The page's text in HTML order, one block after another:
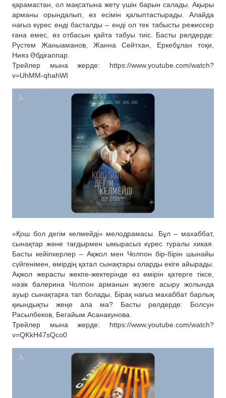
қарамастан, ол мақсатына жету үшін барын салады. Ақыры
арманы орындалып, өз есімін қалыптастырады. Алайда
нағыз күрес енді басталды – енді ол тек табысты режиссер
ғана емес, өз отбасын қайта табуы тиіс. Басты рөлдерде:
Рүстем Жаныаманов, Жанна Сейтхан, Еркебұлан тоқи,
Нияз Әбдіғаппар.
Трейлер мына жерде: https://www.youtube.com/watch?
v=UhMM-qhahWI
«Қош бол дегім келмейді» мелодрамасы. Бұл – махаббат,
сынақтар және тағдырмен ымырасыз күрес туралы хикая.
Басты кейіпкерлер – Ақжол мен Чолпон бір-бірін шынайы
сүйгенімен, өмірдің қатал сынақтары оларды екіге айырады.
Ақжол жерасты жекпе-жектерінде өз өмірін қатерге тіксе,
нәзік балерина Чолпон арманын жүзеге асыру жолында
ауыр сынақтарға тап болады. Бірақ нағыз махаббат барлық
қиындықты жеңе ала ма? Басты рөлдерде: Болсун
Расылбеков, Бегайым Асанакунова.
Трейлер мына жерде: https://www.youtube.com/watch?
v=QKkH47sQco0